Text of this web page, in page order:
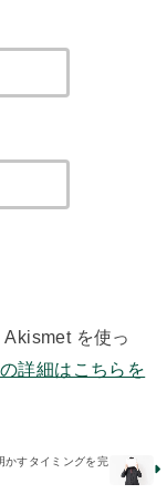
を使っ
詳細はこちらを
かすタイミングを完